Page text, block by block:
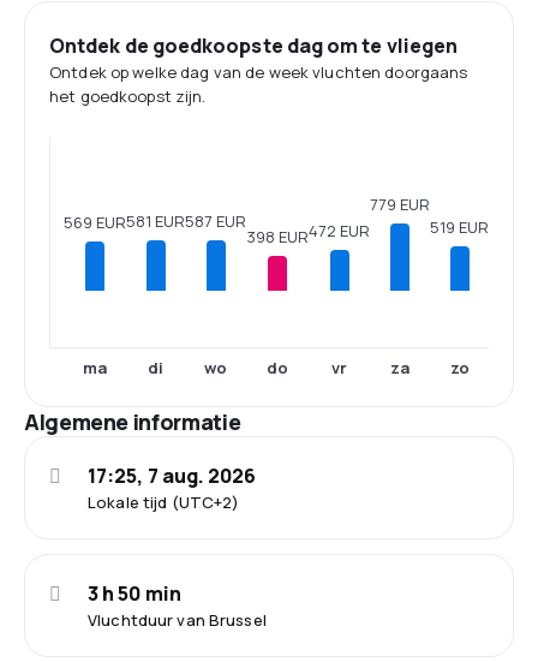
Ontdek de goedkoopste dag om te vliegen
Ontdek op welke dag van de week vluchten doorgaans
het goedkoopst zijn.
569 EUR
ma
581 EUR
di
587 EUR
wo
398 EUR
do
472 EUR
vr
779 EUR
za
519 EUR
zo
Algemene informatie
Lokale tijd (UTC+2)
17:25, 7 aug. 2026
Vluchtduur van Brussel
3 h 50 min